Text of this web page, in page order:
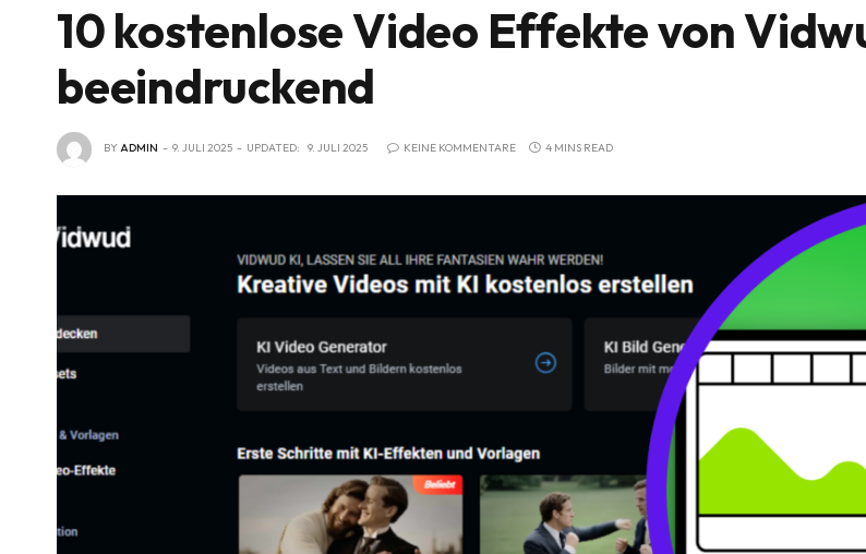
10 kostenlose Video Effekte von
beeindruckend
BYADMIN 9. JULI 2025 UPDATED: 9. JULI 2025 KEINE KOMMENTARE 4 MINS READ